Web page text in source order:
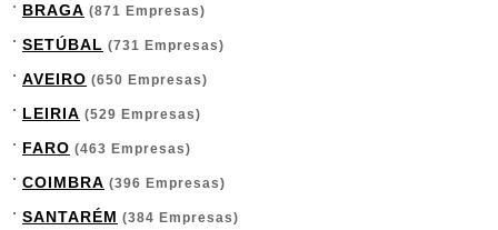
BRAGA (871 Empresas)
SETÚBAL (731 Empresas)
AVEIRO (650 Empresas)
LEIRIA (529 Empresas)
FARO (463 Empresas)
COIMBRA (396 Empresas)
SANTARÉM (384 Empresas)